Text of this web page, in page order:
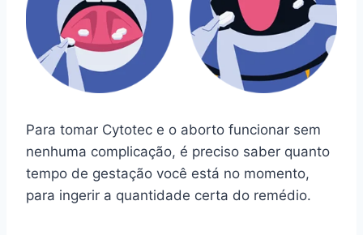
Para tomar Cytotec e o aborto funcionar sem
nenhuma complicação, é preciso saber quanto
tempo de gestação você está no momento,
para ingerir a quantidade certa do remédio.